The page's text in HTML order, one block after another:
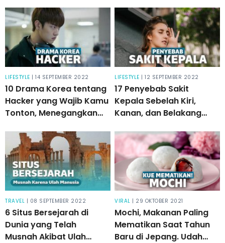
LIFESTYLE | 14 SEPTEMBER 2022
10 Drama Korea tentang
Hacker yang Wajib Kamu
Tonton, Menegangkan
LIFESTYLE | 12 SEPTEMBER 2022
17 Penyebab Sakit
Kepala Sebelah Kiri,
Kanan, dan Belakang
TRAVEL | 08 SEPTEMBER 2022
6 Situs Bersejarah di
Dunia yang Telah
Musnah Akibat Ulah
VIRAL | 29 OKTOBER 2021
Mochi, Makanan Paling
Mematikan Saat Tahun
Baru di Jepang. Udah